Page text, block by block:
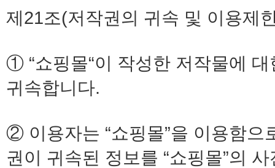
제21조(저작권의 귀속 및 이용제
① “쇼핑몰“이 작성한 저작물에
귀속합니다.
② 이용자는 “쇼핑몰”을 이용함으
권이 귀속된 정보를 “쇼핑몰”의